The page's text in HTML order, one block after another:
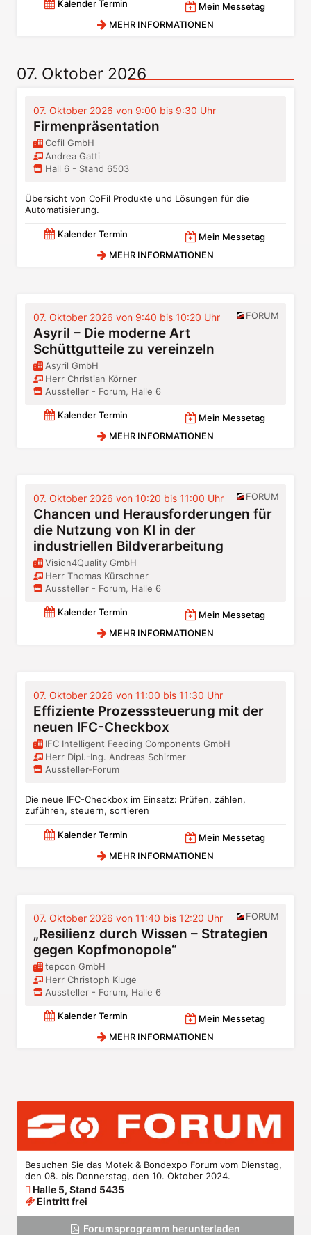
Kalender Termin
Mein Messetag
MEHR INFORMATIONEN
07. Oktober 2026
07. Oktober 2026 von 9:00 bis 9:30 Uhr
Firmenpräsentation
Cofil GmbH
Andrea Gatti
Hall 6 - Stand 6503
Übersicht von CoFil Produkte und Lösungen für die
Automatisierung.
Kalender Termin
Mein Messetag
MEHR INFORMATIONEN
07. Oktober 2026 von 9:40 bis 10:20 Uhr
Asyril – Die moderne Art
Schüttgutteile zu vereinzeln
Asyril GmbH
Herr Christian Körner
Aussteller - Forum, Halle 6
FORUM
Kalender Termin
Mein Messetag
MEHR INFORMATIONEN
07. Oktober 2026 von 10:20 bis 11:00 Uhr
Chancen und Herausforderungen für
die Nutzung von KI in der
industriellen Bildverarbeitung
Vision4Quality GmbH
Herr Thomas Kürschner
Aussteller - Forum, Halle 6
FORUM
Kalender Termin
Mein Messetag
MEHR INFORMATIONEN
07. Oktober 2026 von 11:00 bis 11:30 Uhr
Effiziente Prozesssteuerung mit der
neuen IFC-Checkbox
IFC Intelligent Feeding Components GmbH
Herr Dipl.-Ing. Andreas Schirmer
Aussteller-Forum
Die neue IFC-Checkbox im Einsatz: Prüfen, zählen,
zuführen, steuern, sortieren
Kalender Termin
Mein Messetag
MEHR INFORMATIONEN
07. Oktober 2026 von 11:40 bis 12:20 Uhr
„Resilienz durch Wissen – Strategien
gegen Kopfmonopole“
tepcon GmbH
Herr Christoph Kluge
Aussteller - Forum, Halle 6
FORUM
Kalender Termin
Mein Messetag
MEHR INFORMATIONEN
Besuchen Sie das Motek & Bondexpo Forum vom Dienstag,
den 08. bis Donnerstag, den 10. Oktober 2024.
Halle 5, Stand 5435
Eintritt frei
Forumsprogramm herunterladen